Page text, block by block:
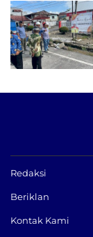
Redaksi
Beriklan
Kontak Kami